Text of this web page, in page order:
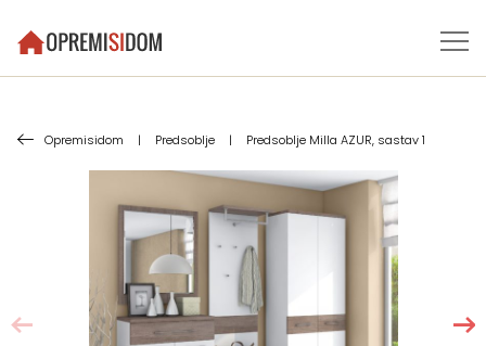
Opremisidom | Predsoblje | Predsoblje Milla AZUR, sastav 1